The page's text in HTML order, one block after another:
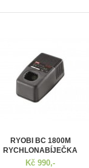
RYOBI BC 1800M
RYCHLONABÍJEČKA
Kč 990,-